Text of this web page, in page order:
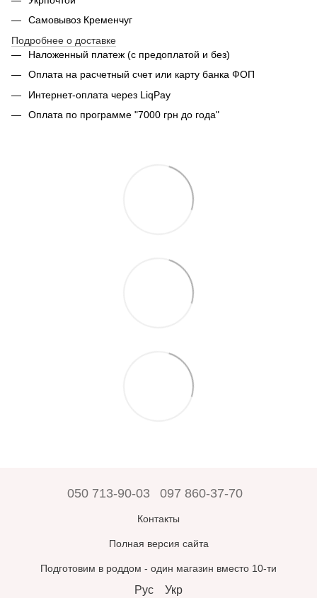
Самовывоз Кременчуг
Подробнее о доставке
Наложенный платеж (с предоплатой и без)
Оплата на расчетный счет или карту банка ФОП
Интернет-оплата через LiqPay
Оплата по программе "7000 грн до года"
050 713-90-03 097 860-37-70
Контакты
Полная версия сайта
Подготовим в роддом - один магазин вместо 10-ти
Рус Укр